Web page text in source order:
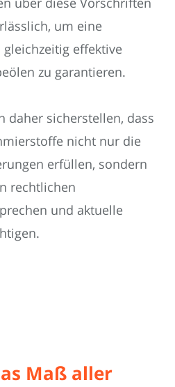
um eine
effektive
zu garantieren.
daher sicherstellen, dass
nicht nur die
erfüllen, sondern
rechtlichen
und aktuelle
Maß aller